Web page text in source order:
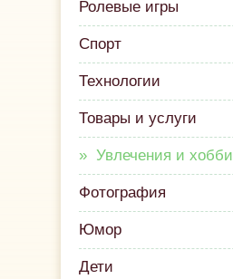
Ролевые игры
Спорт
Технологии
Товары и услуги
Увлечения и хобби
Фотография
Юмор
Дети